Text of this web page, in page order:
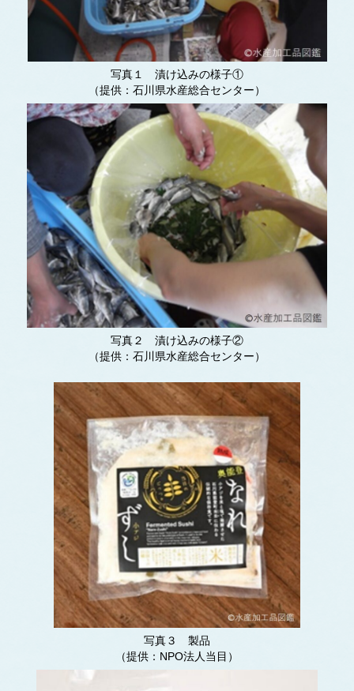
写真１ 漬け込みの様子①
（提供：石川県水産総合センター）
写真２ 漬け込みの様子②
（提供：石川県水産総合センター）
写真３ 製品
（提供：NPO法人当目）